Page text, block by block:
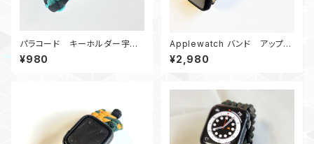
パラコード キーホルダー宇宙
服 TB黒
¥980
Applewatch バンド アップル
ウォッチバンド44_パラコード_エ
ンドレス滝_ネイビー
¥2,980